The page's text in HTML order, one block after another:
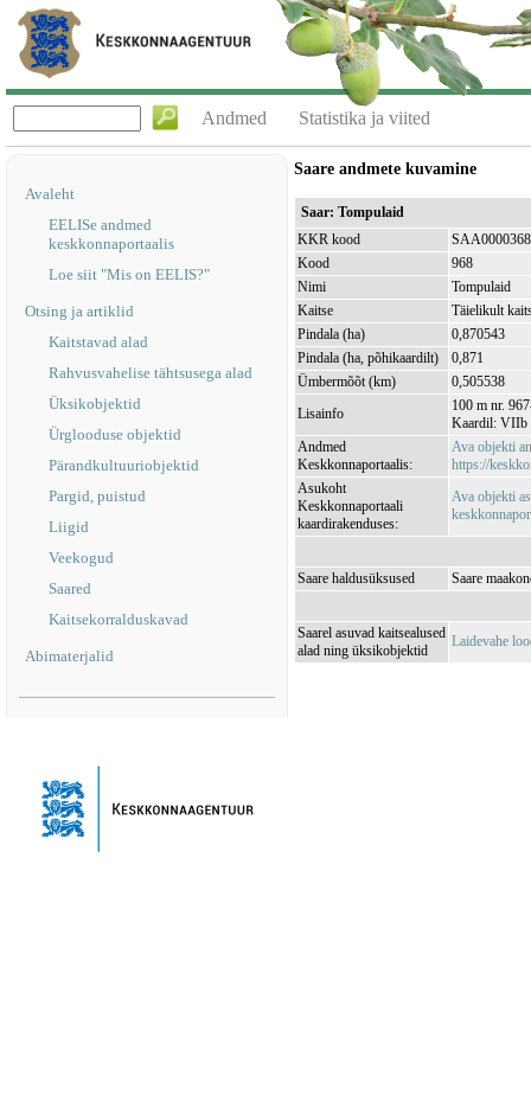
Andmed Statistika ja viited
Avaleht
EELISe andmed
keskkonnaportaalis
Loe siit "Mis on EELIS?"
Otsing ja artiklid
Kaitstavad alad
Rahvusvahelise tähtsusega alad
Üksikobjektid
Ürglooduse objektid
Pärandkultuuriobjektid
Pargid, puistud
Liigid
Veekogud
Saared
Kaitsekorralduskavad
Abimaterjalid
Saare andmete kuvamine
Saar: Tompulaid
KKR kood
SAA0000368
Kood
968
Nimi
Tompulaid
Kaitse
Täielikult
Pindala (ha)
0,870543
Pindala (ha, põhikaardilt)
0,871
Ümbermõõt (km)
0,505538
Lisainfo
100 m nr.
Kaardil: VIIb
Andmed
Keskkonnaportaalis:
Ava objekti
https://
Asukoht
Keskkonnaportaali
kaardirakenduses:
Ava objekti
Saare haldusüksused Saare
Saarel asuvad kaitsealused
alad ning üksikobjektid
Laidevahe